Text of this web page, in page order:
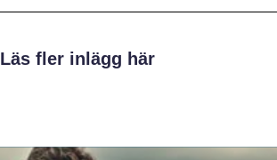
Läs fler inlägg här